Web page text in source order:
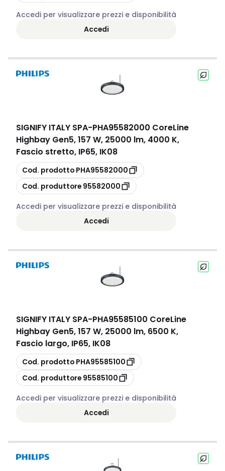
Accedi per visualizzare prezzi e disponibilità
Accedi
SIGNIFY ITALY SPA-PHA95582000 CoreLine
Highbay Gen5, 157 W, 25000 lm, 4000 K,
Fascio stretto, IP65, IK08
copia
Cod. prodotto PHA95582000
copia
Cod. produttore 95582000
Accedi per visualizzare prezzi e disponibilità
Accedi
SIGNIFY ITALY SPA-PHA95585100 CoreLine
Highbay Gen5, 157 W, 25000 lm, 6500 K,
Fascio largo, IP65, IK08
copia
Cod. prodotto PHA95585100
copia
Cod. produttore 95585100
Accedi per visualizzare prezzi e disponibilità
Accedi